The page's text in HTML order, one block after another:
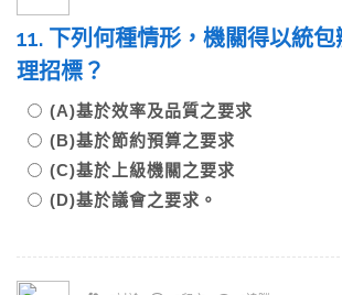
11. 下列何種情形，機關得以統包
理招標？
(A)基於效率及品質之要求
(B)基於節約預算之要求
(C)基於上級機關之要求
(D)基於議會之要求。